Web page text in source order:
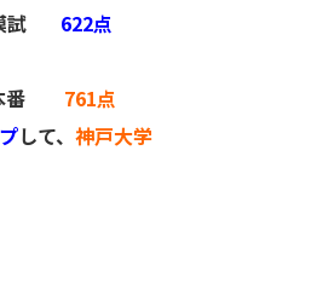
試
622点
番
761点
して、 神戸大学